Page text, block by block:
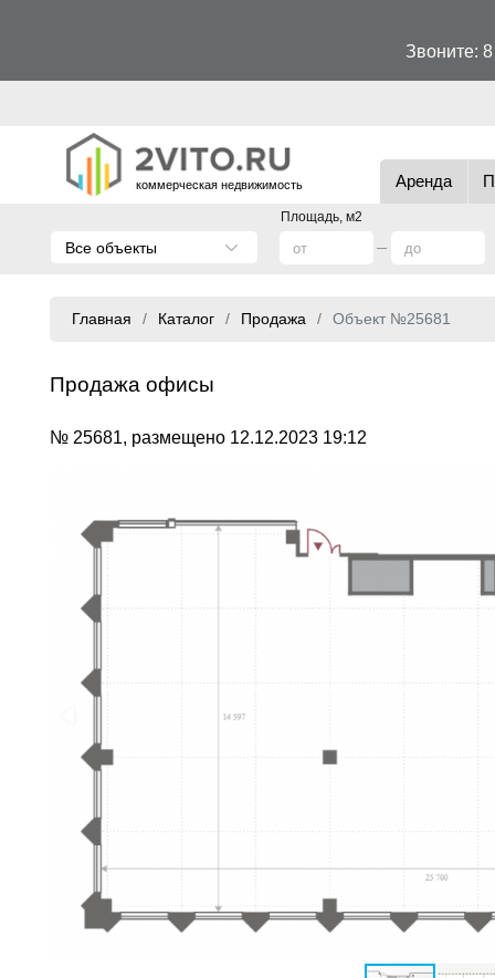
Звоните:
коммерческая недвижимость Аренда
Площадь, м2
Все объекты
Главная Каталог Продажа Объект №25681
Продажа офисы
№ 25681, размещено 12.12.2023 19:12